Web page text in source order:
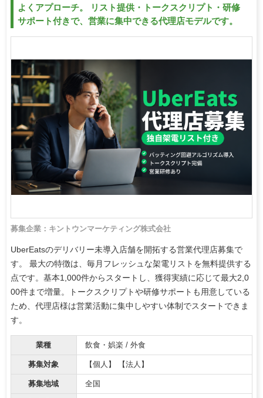
よくアプローチ。 リスト提供・トークスクリプト・研修
サポート付きで、営業に集中できる代理店モデルです。
募集企業：キントウンマーケティング株式会社
UberEatsのデリバリー未導入店舗を開拓する営業代理店募集で
す。 最大の特徴は、毎月フレッシュな架電リストを無料提供する
点です。基本1,000件からスタートし、獲得実績に応じて最大2,0
00件まで増量。トークスクリプトや研修サポートも用意している
ため、代理店様は営業活動に集中しやすい体制でスタートできま
す。
業種 飲食・娯楽 / 外食
募集対象 【個人】 【法人】
募集地域 全国